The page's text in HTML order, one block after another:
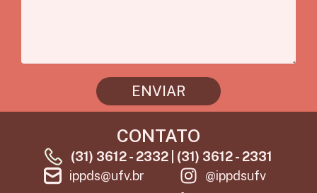
ENVIAR
CONTATO
(31) 3612 - 2332 | (31) 3612 - 2331
ippds@ufv.br
@ippdsufv